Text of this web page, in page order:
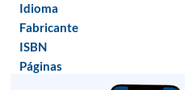
Idioma
Fabricante
ISBN
Páginas